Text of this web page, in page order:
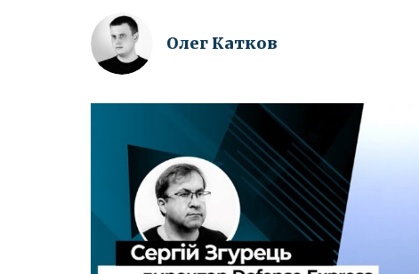
Олег Катков